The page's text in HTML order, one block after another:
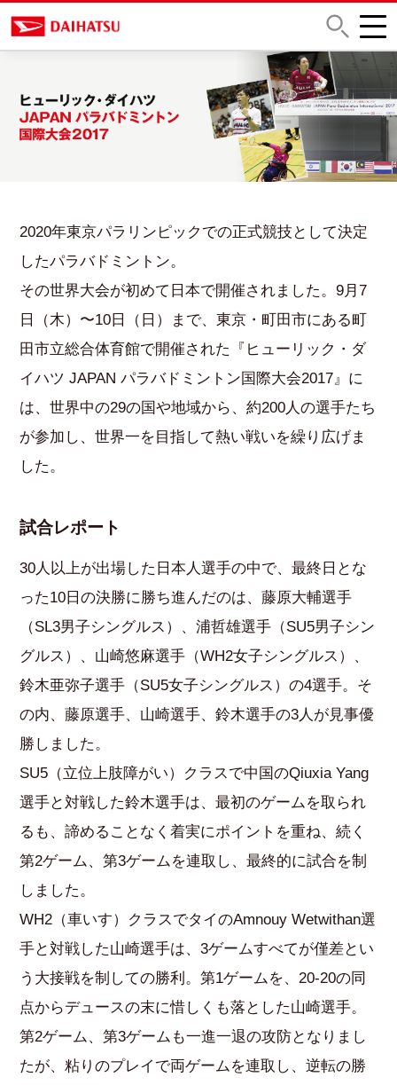
2020年東京パラリンピックでの正式競技として決定
したパラバドミントン。
その世界大会が初めて日本で開催されました。9月7
日（木）〜10日（日）まで、東京・町田市にある町
田市立総合体育館で開催された『ヒューリック・ダ
イハツ JAPAN パラバドミントン国際大会2017』に
は、世界中の29の国や地域から、約200人の選手たち
が参加し、世界一を目指して熱い戦いを繰り広げま
した。
試合レポート
30人以上が出場した日本人選手の中で、最終日とな
った10日の決勝に勝ち進んだのは、藤原大輔選手
（SL3男子シングルス）、浦哲雄選手（SU5男子シン
グルス）、山崎悠麻選手（WH2女子シングルス）、
鈴木亜弥子選手（SU5女子シングルス）の4選手。そ
の内、藤原選手、山崎選手、鈴木選手の3人が見事優
勝しました。
SU5（立位上肢障がい）クラスで中国のQiuxia Yang
選手と対戦した鈴木選手は、最初のゲームを取られ
るも、諦めることなく着実にポイントを重ね、続く
第2ゲーム、第3ゲームを連取し、最終的に試合を制
しました。
WH2（車いす）クラスでタイのAmnouy Wetwithan選
手と対戦した山崎選手は、3ゲームすべてが僅差とい
う大接戦を制しての勝利。第1ゲームを、20-20の同
点からデュースの末に惜しくも落とした山崎選手。
第2ゲーム、第3ゲームも一進一退の攻防となりまし
たが、粘りのプレイで両ゲームを連取し、逆転の勝